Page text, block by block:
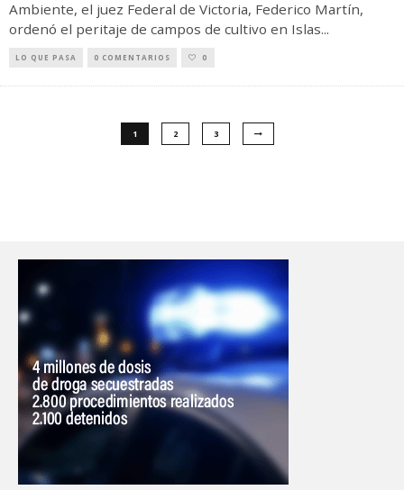
Ambiente, el juez Federal de Victoria, Federico Martín,
ordenó el peritaje de campos de cultivo en Islas...
LO QUE PASA 0 COMENTARIOS 0
1 2 3